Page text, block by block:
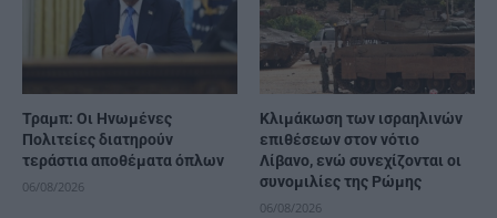
Τραμπ: Οι Ηνωμένες
Πολιτείες διατηρούν
τεράστια αποθέματα όπλων
06/08/2026
Κλιμάκωση των ισραηλινών
επιθέσεων στον νότιο
Λίβανο, ενώ συνεχίζονται οι
συνομιλίες της Ρώμης
06/08/2026